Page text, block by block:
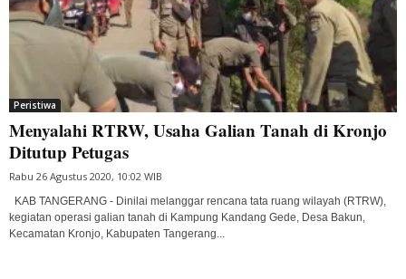
Peristiwa
Menyalahi RTRW, Usaha Galian Tanah di Kronjo
Ditutup Petugas
Rabu 26 Agustus 2020, 10:02 WIB
KAB TANGERANG - Dinilai melanggar rencana tata ruang wilayah (RTRW),
kegiatan operasi galian tanah di Kampung Kandang Gede, Desa Bakun,
Kecamatan Kronjo, Kabupaten Tangerang...